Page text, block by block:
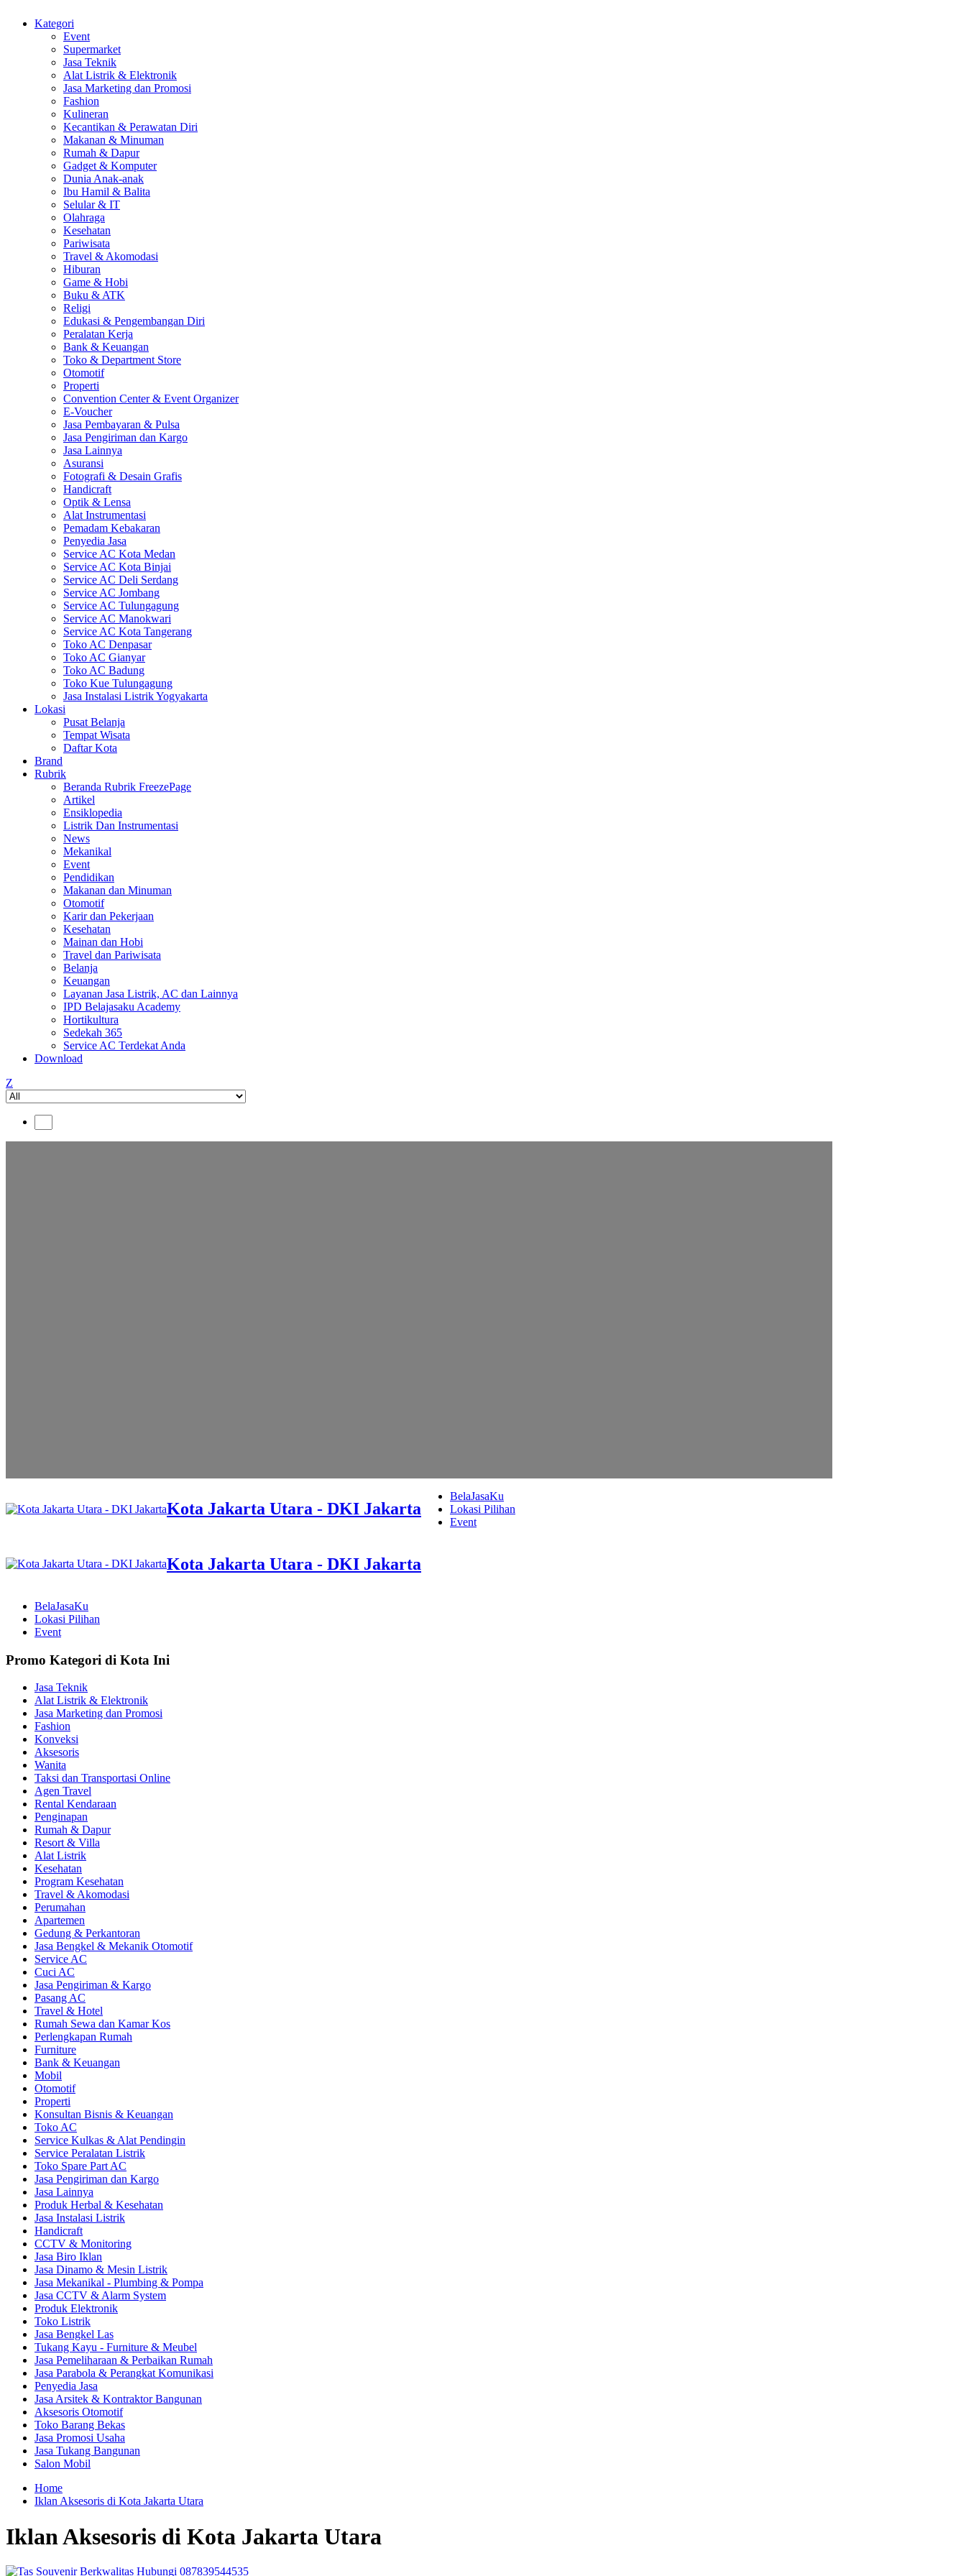
Kategori
Event
Supermarket
Jasa Teknik
Alat Listrik & Elektronik
Jasa Marketing dan Promosi
Fashion
Kulineran
Kecantikan & Perawatan Diri
Makanan & Minuman
Rumah & Dapur
Gadget & Komputer
Dunia Anak-anak
Ibu Hamil & Balita
Selular & IT
Olahraga
Kesehatan
Pariwisata
Travel & Akomodasi
Hiburan
Game & Hobi
Buku & ATK
Religi
Edukasi & Pengembangan Diri
Peralatan Kerja
Bank & Keuangan
Toko & Department Store
Otomotif
Properti
Convention Center & Event Organizer
E-Voucher
Jasa Pembayaran & Pulsa
Jasa Pengiriman dan Kargo
Jasa Lainnya
Asuransi
Fotografi & Desain Grafis
Handicraft
Optik & Lensa
Alat Instrumentasi
Pemadam Kebakaran
Penyedia Jasa
Service AC Kota Medan
Service AC Kota Binjai
Service AC Deli Serdang
Service AC Jombang
Service AC Tulungagung
Service AC Manokwari
Service AC Kota Tangerang
Toko AC Denpasar
Toko AC Gianyar
Toko AC Badung
Toko Kue Tulungagung
Jasa Instalasi Listrik Yogyakarta
Lokasi
Pusat Belanja
Tempat Wisata
Daftar Kota
Brand
Rubrik
Beranda Rubrik FreezePage
Artikel
Ensiklopedia
Listrik Dan Instrumentasi
News
Mekanikal
Event
Pendidikan
Makanan dan Minuman
Otomotif
Karir dan Pekerjaan
Kesehatan
Mainan dan Hobi
Travel dan Pariwisata
Belanja
Keuangan
Layanan Jasa Listrik, AC dan Lainnya
IPD Belajasaku Academy
Hortikultura
Sedekah 365
Service AC Terdekat Anda
Download
Z
Kota Jakarta Utara - DKI Jakarta
BelaJasaKu
Lokasi Pilihan
Event
Kota Jakarta Utara - DKI Jakarta
BelaJasaKu
Lokasi Pilihan
Event
Promo Kategori di Kota Ini
Jasa Teknik
Alat Listrik & Elektronik
Jasa Marketing dan Promosi
Fashion
Konveksi
Aksesoris
Wanita
Taksi dan Transportasi Online
Agen Travel
Rental Kendaraan
Penginapan
Rumah & Dapur
Resort & Villa
Alat Listrik
Kesehatan
Program Kesehatan
Travel & Akomodasi
Perumahan
Apartemen
Gedung & Perkantoran
Jasa Bengkel & Mekanik Otomotif
Service AC
Cuci AC
Jasa Pengiriman & Kargo
Pasang AC
Travel & Hotel
Rumah Sewa dan Kamar Kos
Perlengkapan Rumah
Furniture
Bank & Keuangan
Mobil
Otomotif
Properti
Konsultan Bisnis & Keuangan
Toko AC
Service Kulkas & Alat Pendingin
Service Peralatan Listrik
Toko Spare Part AC
Jasa Pengiriman dan Kargo
Jasa Lainnya
Produk Herbal & Kesehatan
Jasa Instalasi Listrik
Handicraft
CCTV & Monitoring
Jasa Biro Iklan
Jasa Dinamo & Mesin Listrik
Jasa Mekanikal - Plumbing & Pompa
Jasa CCTV & Alarm System
Produk Elektronik
Toko Listrik
Jasa Bengkel Las
Tukang Kayu - Furniture & Meubel
Jasa Pemeliharaan & Perbaikan Rumah
Jasa Parabola & Perangkat Komunikasi
Penyedia Jasa
Jasa Arsitek & Kontraktor Bangunan
Aksesoris Otomotif
Toko Barang Bekas
Jasa Promosi Usaha
Jasa Tukang Bangunan
Salon Mobil
Home
Iklan Aksesoris di Kota Jakarta Utara
Iklan Aksesoris di Kota Jakarta Utara